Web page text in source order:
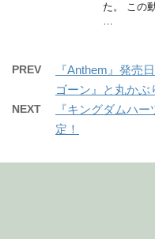
た。 この
…
PREV
『Anthem』発売
ゴーン』と丸か
NEXT
『キングダムハ
定！